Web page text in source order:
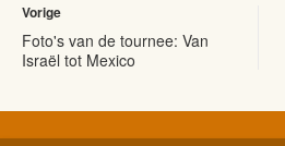
Vorige
Foto's van de tournee: Van
Israël tot Mexico